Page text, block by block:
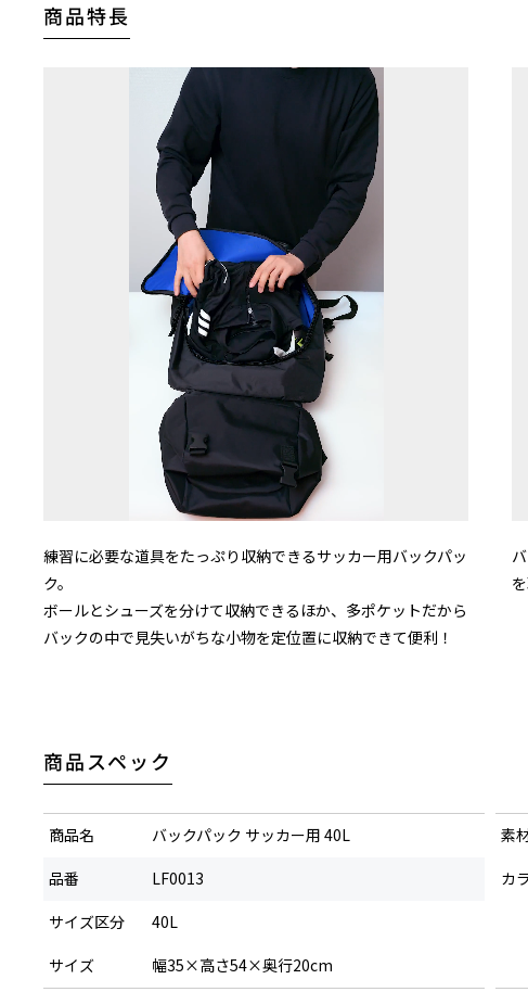
商品特長
練習に必要な道具をたっぷり収納できるサッカー用バックパッ
ク。
ボールとシューズを分けて収納できるほか、多ポケットだから
バックの中で見失いがちな小物を定位置に収納できて便利！
商品スペック
商品名
バックパック サッカー用 40L
品番
LF0013
サイズ区分
40L
サイズ
幅35×高さ54×奥行20cm
素
カ
印字したい文字や記号を指定文字数内
印字できる記号については下記を確認く
※雨天でのご使用、稼働の摩擦などにより、印刷部分
※お客さまにお申し込みいただくネーム入れ内容およ
※お客さまによる購入商品の転売はご遠慮ください